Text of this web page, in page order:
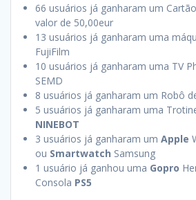
66 usuários já ganharam um
valor de 50,00eur
13 usuários já ganharam uma
FujiFilm
10 usuários já ganharam uma TV
SEMD
8 usuários já ganharam um Robô
5 usuários já ganharam uma
NINEBOT
3 usuários já ganharam um Apple
ou Smartwatch Samsung
1 usuário já ganhou uma Gopro
Consola PS5